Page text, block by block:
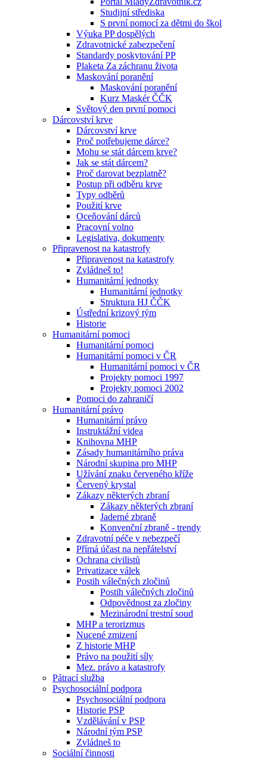
Studijní střediska
S první pomocí za dětmi do škol
Výuka PP dospělých
Zdravotnické zabezpečení
Standardy poskytování PP
Plaketa Za záchranu života
Maskování poranění
Maskování poranění
Kurz Maskér ČČK
Světový den první pomoci
Dárcovství krve
Dárcovství krve
Proč potřebujeme dárce?
Mohu se stát dárcem krve?
Jak se stát dárcem?
Proč darovat bezplatně?
Postup při odběru krve
Typy odběrů
Použití krve
Oceňování dárců
Pracovní volno
Legislativa, dokumenty
Připravenost na katastrofy
Připravenost na katastrofy
Zvládneš to!
Humanitární jednotky
Humanitární jednotky
Struktura HJ ČČK
Ústřední krizový tým
Historie
Humanitární pomoci
Humanitární pomoci
Humanitární pomoci v ČR
Humanitární pomoci v ČR
Projekty pomoci 1997
Projekty pomoci 2002
Pomoci do zahraničí
Humanitární právo
Humanitární právo
Instruktážní videa
Knihovna MHP
Zásady humanitárního práva
Národní skupina pro MHP
Užívání znaku červeného kříže
Červený krystal
Zákazy některých zbraní
Zákazy některých zbraní
Jaderné zbraně
Konvenční zbraně - trendy
Zdravotní péče v nebezpečí
Přímá účast na nepřátelství
Ochrana civilistů
Privatizace válek
Postih válečných zločinů
Postih válečných zločinů
Odpovědnost za zločiny
Mezinárodní trestní soud
MHP a terorizmus
Nucené zmizení
Z historie MHP
Právo na použití síly
Mez. právo a katastrofy
Pátrací služba
Psychosociální podpora
Psychosociální podpora
Historie PSP
Vzdělávání v PSP
Národní tým PSP
Zvládneš to
Sociální činnosti